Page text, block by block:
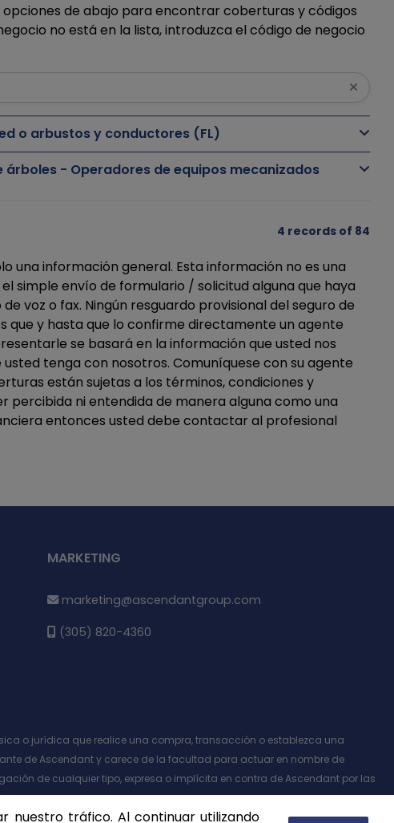
de abajo para encontrar coberturas y códigos
no está en la lista, introduzca el código de negocio
o arbustos y conductores (FL)
árboles - Operadores de equipos mecanizados
4 records of 84
una información general. Esta información no es una
simple envío de formulario / solicitud alguna que haya
voz o fax. Ningún resguardo provisional del seguro de
que y hasta que lo confirme directamente un agente
se basará en la información que usted nos
tenga con nosotros. Comuníquese con su agente
están sujetas a los términos, condiciones y
percibida ni entendida de manera alguna como una
entonces usted debe contactar al profesional
MARKETING
marketing@ascendantgroup.com
(305) 820-4360
o jurídica que realice una compra, transacción o establezca una
de Ascendant y carece de la facultad para actuar en nombre de
de cualquier tipo, expresa o implícita en contra de Ascendant por las
nuestro tráfico. Al continuar utilizando